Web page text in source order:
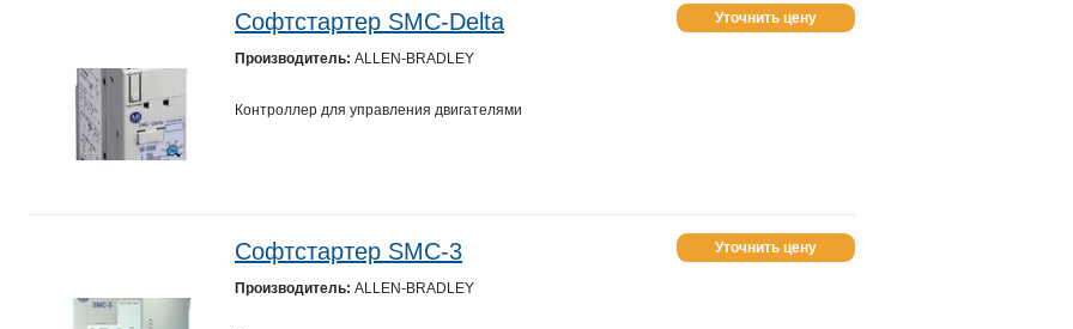
Софтстартер SMC-Delta
Производитель: ALLEN-BRADLEY
Уточнить цену
Контроллер для управления двигателями
Софтстартер SMC-3
Производитель: ALLEN-BRADLEY
Уточнить цену